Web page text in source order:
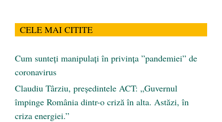
CELE MAI CITITE
Cum sunteți manipulați în privința ”pandemiei” de
coronavirus
Claudiu Târziu, președintele ACT: „Guvernul
împinge România dintr-o criză în alta. Astăzi, în
criza energiei.”